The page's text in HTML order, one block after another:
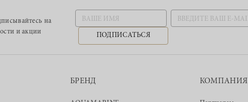
на
и акции
ПОДПИСАТЬСЯ
БРЕНД КОМПАНИЯ